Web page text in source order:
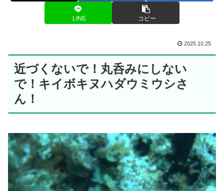
LINE コピー
2025.10.25
近づくないで！丸呑みにしない
で！キイボキヌハダウミウシさ
ん！